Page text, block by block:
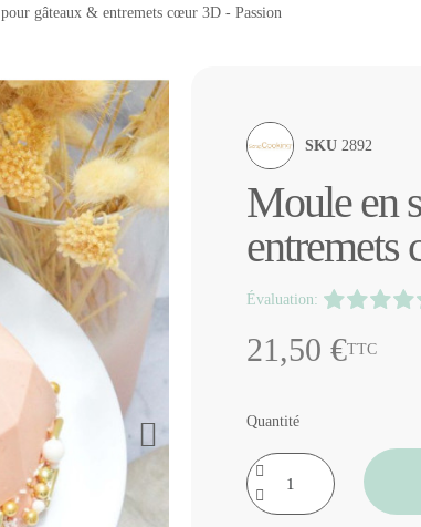
gâteaux & entremets cœur 3D - Passion
SKU 2892
Moule en
entremets
Évaluation:
21,50 €TTC
Quantité